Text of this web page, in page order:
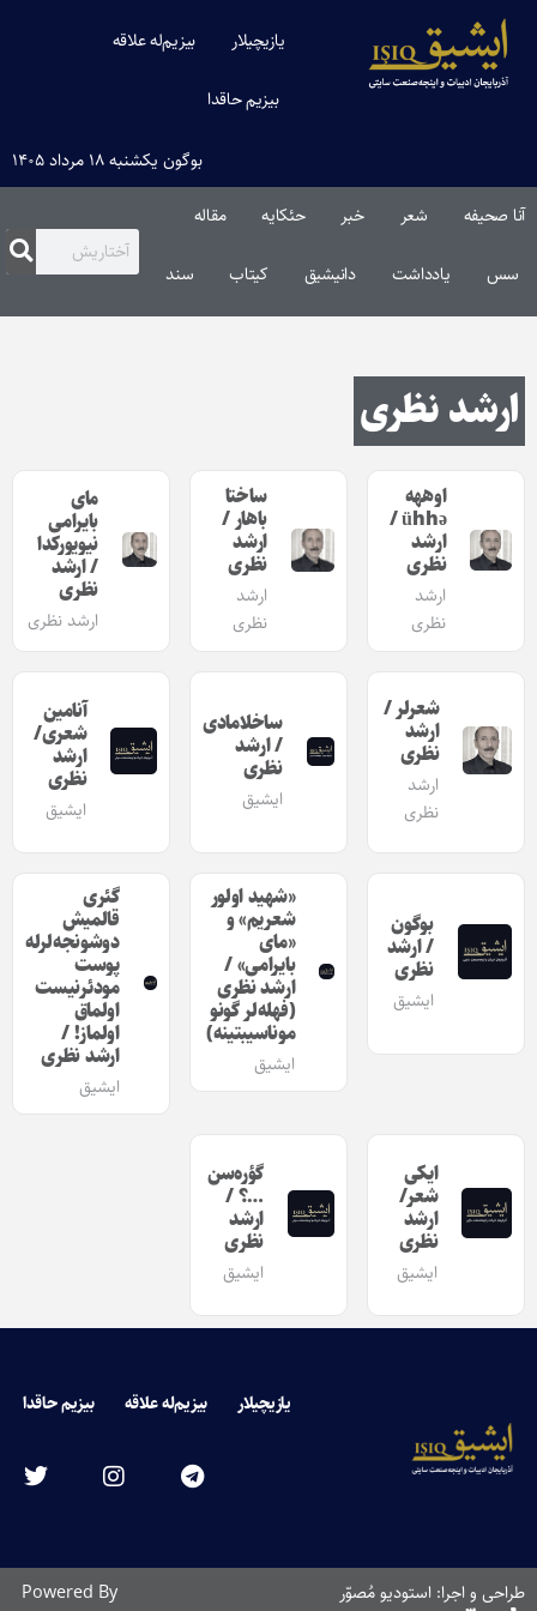
یازیچیلار بیزیم‌له علاقه
بیزیم حاقدا
بوگون یکشنبه ۱۸ مرداد ۱۴۰۵
آنا صحیفه شعر خبر حئکایه مقاله‌
سس یادداشت دانیشیق کیتاب سند
ارشد نظری
اوههه
ühhə /
ارشد
نظری
ارشد
نظری
ساختا
باهار /
ارشد
نظری
ارشد
نظری
مای
بایرامی
نیویورکدا
/ ارشد
نظری
ارشد نظری
شعرلر /
ارشد
نظری
ارشد
نظری
ساخلامادی
/ ارشد
نظری
ایشیق
آنامین
شعری/
ارشد
نظری
ایشیق
بوگون
/ ارشد
نظری
ایشیق
«شهید اولور
شعریم» و
«مای
بایرامی» /
ارشد نظری
(فهله‌لر گونو
موناسیبتینه)
ایشیق
گئری
قالمیش
دوشونجه‌لرله
پوست
مودئرنیست
اولماق
اولماز! /
ارشد نظری
ایشیق
ایکی
شعر/
ارشد
نظری
ایشیق
گؤره‌سن
…؟ /
ارشد
نظری
ایشیق
یازیچیلار بیزیم‌له علاقه بیزیم حاقدا
طراحی و اجرا: استودیو مُصوّر Powered By